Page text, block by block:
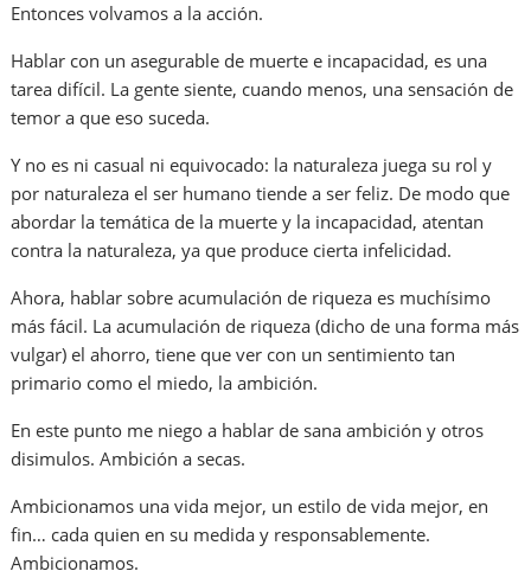
Entonces volvamos a la acción.
Hablar con un asegurable de muerte e incapacidad, es una
tarea difícil. La gente siente, cuando menos, una sensación de
temor a que eso suceda.
Y no es ni casual ni equivocado: la naturaleza juega su rol y
por naturaleza el ser humano tiende a ser feliz. De modo que
abordar la temática de la muerte y la incapacidad, atentan
contra la naturaleza, ya que produce cierta infelicidad.
Ahora, hablar sobre acumulación de riqueza es muchísimo
más fácil. La acumulación de riqueza (dicho de una forma más
vulgar) el ahorro, tiene que ver con un sentimiento tan
primario como el miedo, la ambición.
En este punto me niego a hablar de sana ambición y otros
disimulos. Ambición a secas.
Ambicionamos una vida mejor, un estilo de vida mejor, en
fin… cada quien en su medida y responsablemente.
Ambicionamos.